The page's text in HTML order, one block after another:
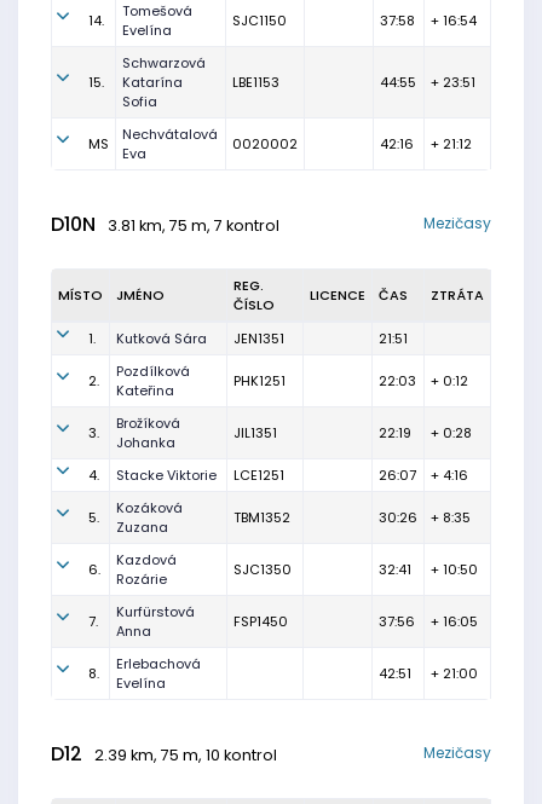
14.
Tomešová
Evelína
SJC1150 37:58 + 16:54
15.
Schwarzová
Katarína
Sofia
LBE1153 44:55 + 23:51
MS
Nechvátalová
Eva
0020002 42:16 + 21:12
D10N 3.81 km, 75 m, 7 kontrol Mezičasy
MÍSTO JMÉNO
REG.
ČÍSLO
LICENCE ČAS ZTRÁTA
1. Kutková Sára JEN1351 21:51
2.
Pozdílková
Kateřina
PHK1251 22:03 + 0:12
3.
Brožíková
Johanka
JIL1351 22:19 + 0:28
4. Stacke Viktorie LCE1251 26:07 + 4:16
5.
Kozáková
Zuzana
TBM1352 30:26 + 8:35
6.
Kazdová
Rozárie
SJC1350 32:41 + 10:50
7.
Kurfürstová
Anna
FSP1450 37:56 + 16:05
8.
Erlebachová
Evelína
42:51 + 21:00
D12 2.39 km, 75 m, 10 kontrol Mezičasy